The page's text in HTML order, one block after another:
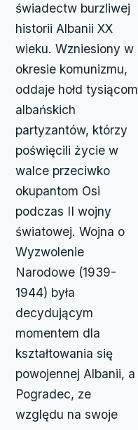
świadectw burzliwej
historii Albanii XX
wieku. Wzniesiony w
okresie komunizmu,
oddaje hołd tysiącom
albańskich
partyzantów, którzy
poświęcili życie w
walce przeciwko
okupantom Osi
podczas II wojny
światowej. Wojna o
Wyzwolenie
Narodowe (1939-
1944) była
decydującym
momentem dla
kształtowania się
powojennej Albanii, a
Pogradec, ze
względu na swoje